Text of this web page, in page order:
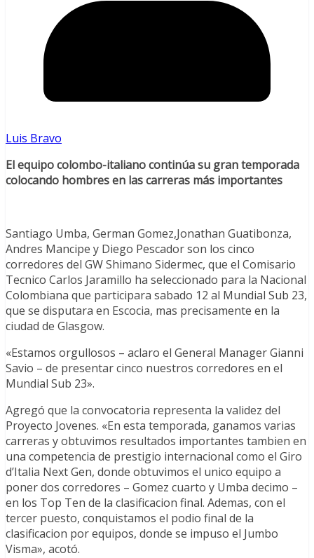
Luis Bravo
El equipo colombo-italiano continúa su gran temporada
colocando hombres en las carreras más importantes
Santiago Umba, German Gomez,Jonathan Guatibonza,
Andres Mancipe y Diego Pescador son los cinco
corredores del GW Shimano Sidermec, que el Comisario
Tecnico Carlos Jaramillo ha seleccionado para la Nacional
Colombiana que participara sabado 12 al Mundial Sub 23,
que se disputara en Escocia, mas precisamente en la
ciudad de Glasgow.
«Estamos orgullosos – aclaro el General Manager Gianni
Savio – de presentar cinco nuestros corredores en el
Mundial Sub 23».
Agregó que la convocatoria representa la validez del
Proyecto Jovenes. «En esta temporada, ganamos varias
carreras y obtuvimos resultados importantes tambien en
una competencia de prestigio internacional como el Giro
d’Italia Next Gen, donde obtuvimos el unico equipo a
poner dos corredores – Gomez cuarto y Umba decimo –
en los Top Ten de la clasificacion final. Ademas, con el
tercer puesto, conquistamos el podio final de la
clasificacion por equipos, donde se impuso el Jumbo
Visma», acotó.